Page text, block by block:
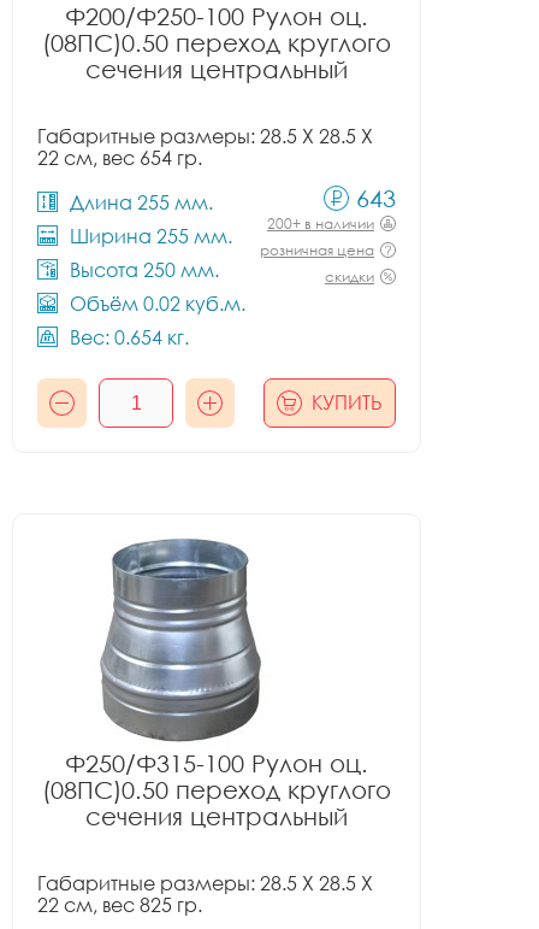
Ф200/Ф250-100 Рулон оц.
(08ПС)0.50 переход круглого
сечения центральный
Габаритные размеры: 28.5 X 28.5 X
22 см, вес 654 гр.
Длина 255 мм.
Ширина 255 мм.
Высота 250 мм.
Объём 0.02 куб.м.
Вес: 0.654 кг.
643
200+ в наличии
розничная цена
скидки
КУПИТЬ
Ф250/Ф315-100 Рулон оц.
(08ПС)0.50 переход круглого
сечения центральный
Габаритные размеры: 28.5 X 28.5 X
22 см, вес 825 гр.